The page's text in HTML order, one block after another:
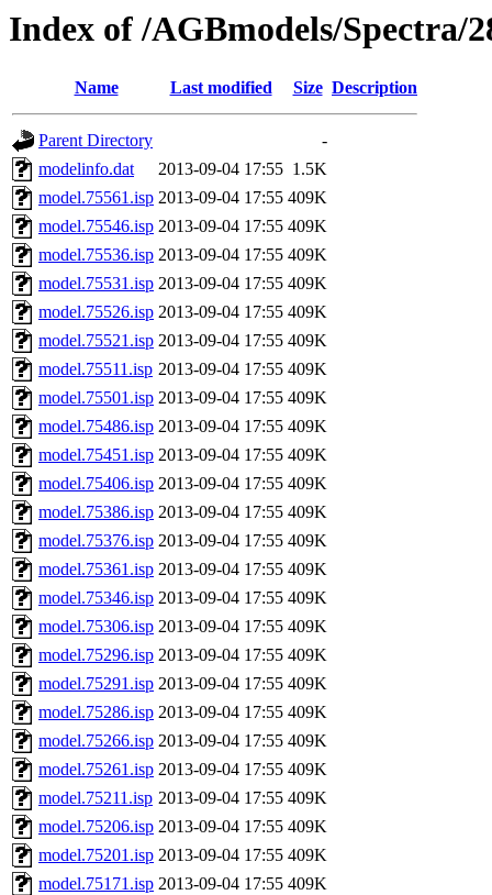
Index of /AGBmodels/Spectra/
Name Last modified Size Description
Parent Directory
-
modelinfo.dat
2013-09-04 17:55 1.5K
model.75561.isp 2013-09-04 17:55 409K
model.75546.isp 2013-09-04 17:55 409K
model.75536.isp 2013-09-04 17:55 409K
model.75531.isp 2013-09-04 17:55 409K
model.75526.isp 2013-09-04 17:55 409K
model.75521.isp 2013-09-04 17:55 409K
model.75511.isp 2013-09-04 17:55 409K
model.75501.isp 2013-09-04 17:55 409K
model.75486.isp 2013-09-04 17:55 409K
model.75451.isp 2013-09-04 17:55 409K
model.75406.isp 2013-09-04 17:55 409K
model.75386.isp 2013-09-04 17:55 409K
model.75376.isp 2013-09-04 17:55 409K
model.75361.isp 2013-09-04 17:55 409K
model.75346.isp 2013-09-04 17:55 409K
model.75306.isp 2013-09-04 17:55 409K
model.75296.isp 2013-09-04 17:55 409K
model.75291.isp 2013-09-04 17:55 409K
model.75286.isp 2013-09-04 17:55 409K
model.75266.isp 2013-09-04 17:55 409K
model.75261.isp 2013-09-04 17:55 409K
model.75211.isp 2013-09-04 17:55 409K
model.75206.isp 2013-09-04 17:55 409K
model.75201.isp 2013-09-04 17:55 409K
model.75171.isp 2013-09-04 17:55 409K